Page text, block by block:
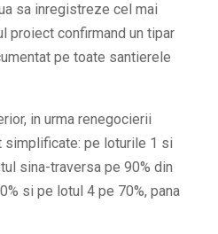
sa inregistreze cel mai
proiect confirmand un tipar
pe toate santierele
in urma renegocierii
simplificate: pe loturile 1 si
sina-traversa pe 90% din
si pe lotul 4 pe 70%, pana